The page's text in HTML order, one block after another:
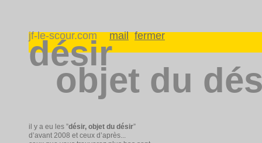
il y a eu les ”désir, objet du désir”
d’avant 2008 et ceux d’après...
désir
objet du
jf-le-scour.com mail fermer